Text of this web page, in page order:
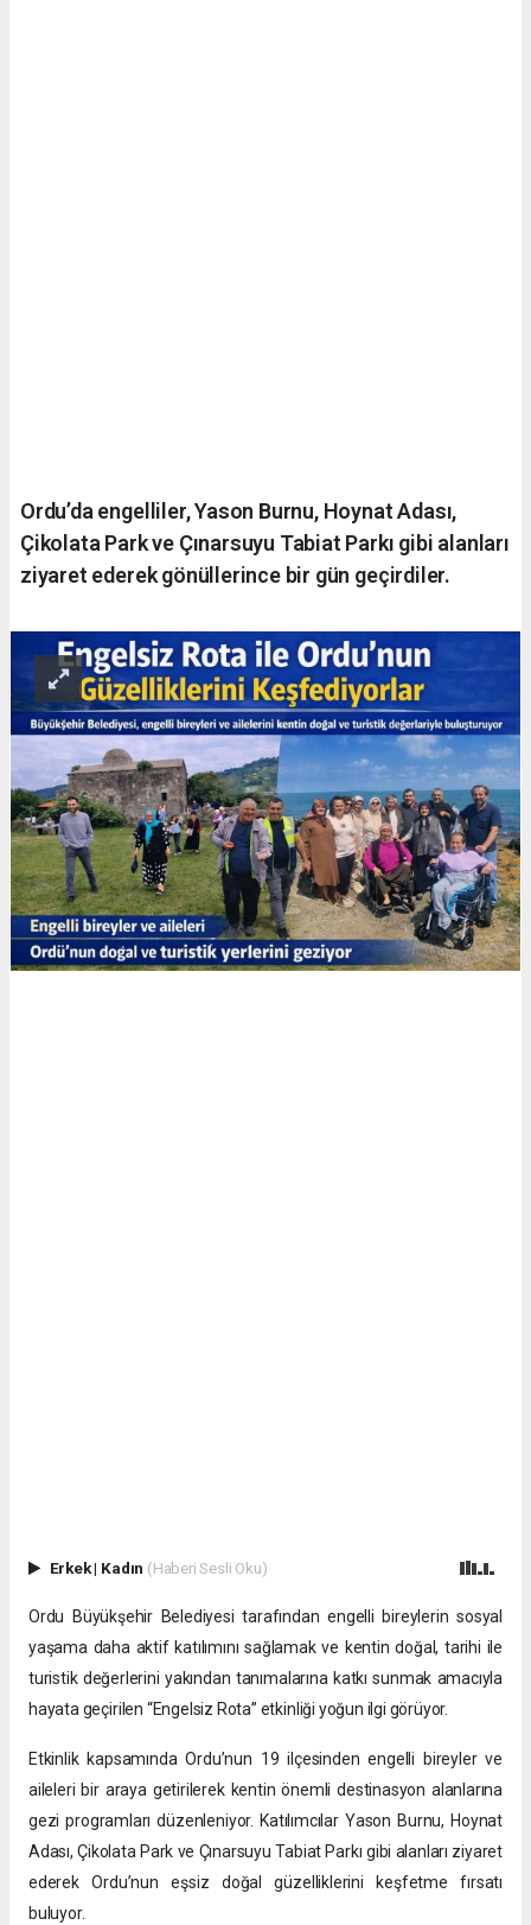
Ordu’da engelliler, Yason Burnu, Hoynat Adası,
Çikolata Park ve Çınarsuyu Tabiat Parkı gibi alanları
ziyaret ederek gönüllerince bir gün geçirdiler.
Erkek| Kadın (Haberi Sesli Oku)
Ordu Büyükşehir Belediyesi tarafından engelli bireylerin sosyal
yaşama daha aktif katılımını sağlamak ve kentin doğal, tarihi ile
turistik değerlerini yakından tanımalarına katkı sunmak amacıyla
hayata geçirilen “Engelsiz Rota” etkinliği yoğun ilgi görüyor.
Etkinlik kapsamında Ordu’nun 19 ilçesinden engelli bireyler ve
aileleri bir araya getirilerek kentin önemli destinasyon alanlarına
gezi programları düzenleniyor. Katılımcılar Yason Burnu, Hoynat
Adası, Çikolata Park ve Çınarsuyu Tabiat Parkı gibi alanları ziyaret
ederek Ordu’nun eşsiz doğal güzelliklerini keşfetme fırsatı
buluyor.